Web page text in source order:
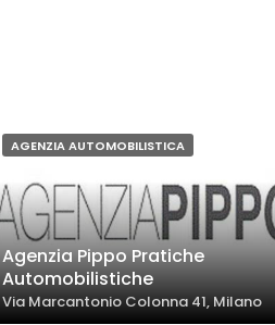
AGENZIA AUTOMOBILISTICA
Agenzia Pippo Pratiche
Automobilistiche
Via Marcantonio Colonna 41, Milano